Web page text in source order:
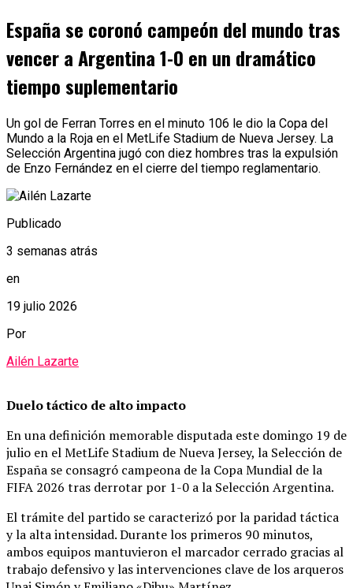
España se coronó campeón del mundo tras
vencer a Argentina 1-0 en un dramático
tiempo suplementario
Un gol de Ferran Torres en el minuto 106 le dio la Copa del
Mundo a la Roja en el MetLife Stadium de Nueva Jersey. La
Selección Argentina jugó con diez hombres tras la expulsión
de Enzo Fernández en el cierre del tiempo reglamentario.
Publicado
3 semanas atrás
en
19 julio 2026
Por
Ailén Lazarte
Duelo táctico de alto impacto
En una definición memorable disputada este domingo 19 de
julio en el MetLife Stadium de Nueva Jersey, la Selección de
España se consagró campeona de la Copa Mundial de la
FIFA 2026 tras derrotar por 1-0 a la Selección Argentina.
El trámite del partido se caracterizó por la paridad táctica
y la alta intensidad. Durante los primeros 90 minutos,
ambos equipos mantuvieron el marcador cerrado gracias al
trabajo defensivo y las intervenciones clave de los arqueros